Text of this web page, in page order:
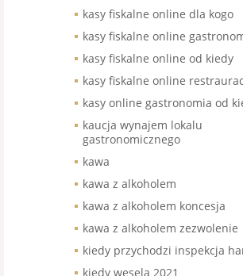
kasy fiskalne online dla kogo
kasy fiskalne online
kasy fiskalne online od kiedy
kasy fiskalne online
kasy online gastronomia od
kaucja wynajem lokalu
gastronomicznego
kawa
kawa z alkoholem
kawa z alkoholem koncesja
kawa z alkoholem zezwolenie
kiedy przychodzi inspekcja
kiedy wesela 2021